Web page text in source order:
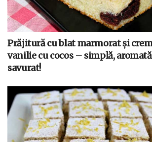
Prăjitură cu blat marmorat și
vanilie cu cocos – simplă,
savurat!